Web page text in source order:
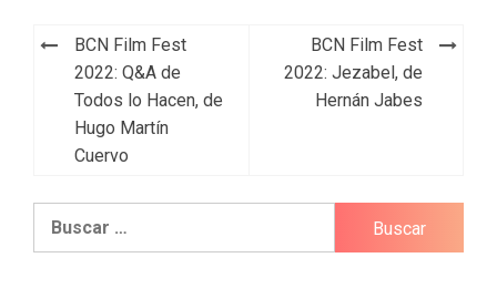
Navegación
entradas
BCN Film Fest
2022: Q&A de
Todos lo Hacen, de
Hugo Martín
Cuervo
BCN Film Fest
2022: Jezabel, de
Hernán Jabes